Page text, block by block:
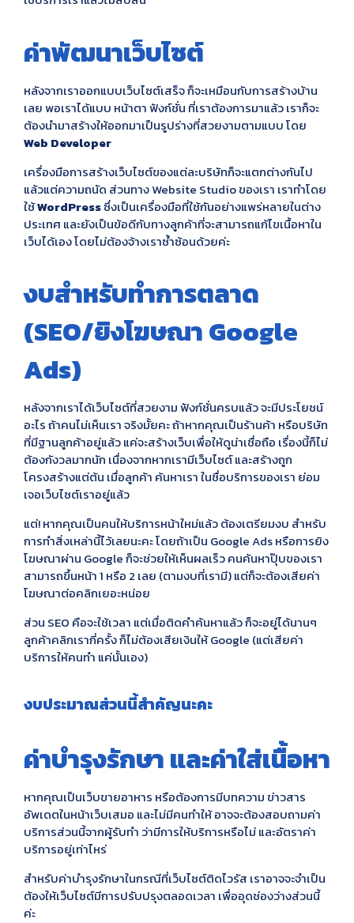
ค่าพัฒนาเว็บไซต์
หลังจากเราออกแบบเว็บไซต์เสร็จ ก็จะเหมือนกับการสร้างบ้าน
เลย พอเราได้แบบ หน้าตา ฟังก์ชั่น ที่เราต้องการมาแล้ว เราก็จะ
ต้องนำมาสร้างให้ออกมาเป็นรูปร่างที่สวยงามตามแบบ โดย
Web Developer
เครื่องมือการสร้างเว็บไซต์ของแต่ละบริษัทก็จะแตกต่างกันไป
แล้วแต่ความถนัด ส่วนทาง Website Studio ของเรา เราทำโดย
ใช้WordPressซึ่งเป็นเครื่องมือที่ใช้กันอย่างแพร่หลายในต่าง
ประเทศ และยังเป็นข้อดีกับทางลูกค้าที่จะสามารถแก้ไขเนื้อหาใน
เว็บได้เอง โดยไม่ต้องจ้างเราซ้ำซ้อนด้วยค่ะ
งบสำหรับทำการตลาด
(SEO/ยิงโฆษณา Google
Ads)
หลังจากเราได้เว็บไซต์ที่สวยงาม ฟังก์ชั่นครบแล้ว จะมีประโยชน์
อะไร ถ้าคนไม่เห็นเรา จริงมั้ยคะ ถ้าหากคุณเป็นร้านค้า หรือบริษัท
ที่มีฐานลูกค้าอยู่แล้ว แค่จะสร้างเว็บเพื่อให้ดูน่าเชื่อถือ เรื่องนี้ก็ไม่
ต้องกังวลมากนัก เนื่องจากหากเรามีเว็บไซต์ และสร้างถูก
โครงสร้างแต่ต้น เมื่อลูกค้า ค้นหาเรา ในชื่อบริการของเรา ย่อม
เจอเว็บไซต์เราอยู่แล้ว
แต่! หากคุณเป็นคนให้บริการหน้าใหม่แล้ว ต้องเตรียมงบ สำหรับ
การทำสิ่งเหล่านี้ไว้เลยนะคะ โดยถ้าเป็น Google Ads หรือการยิง
โฆษณาผ่าน Google ก็จะช่วยให้เห็นผลเร็ว คนค้นหาปุ๊บของเรา
สามารถขึ้นหน้า 1 หรือ 2 เลย (ตามงบที่เรามี) แต่ก็จะต้องเสียค่า
โฆษณาต่อคลิกเยอะหน่อย
ส่วน SEO คือจะใช้เวลา แต่เมื่อติดคำค้นหาแล้ว ก็จะอยู่ได้นานๆ
ลูกค้าคลิกเรากี่ครั้ง ก็ไม่ต้องเสียเงินให้ Google (แต่เสียค่า
บริการให้คนทำ แค่นั้นเอง)
งบประมาณส่วนนี้สำคัญนะคะ
ค่าบำรุงรักษา และค่าใส่เนื้อหา
หากคุณเป็นเว็บขายอาหาร หรือต้องการมีบทความ ข่าวสาร
อัพเดตในหน้าเว็บเสมอ และไม่มีคนทำให้ อาจจะต้องสอบถามค่า
บริการส่วนนี้จากผู้รับทำ ว่ามีการให้บริการหรือไม่ และอัตราค่า
บริการอยู่เท่าไหร่
สำหรับค่าบำรุงรักษาในกรณีที่เว็บไซต์ติดไวรัส เราอาจจะจำเป็น
ต้องให้เว็บไซต์มีการปรับปรุงตลอดเวลา เพื่ออุดช่องว่างส่วนนี้
ค่ะ